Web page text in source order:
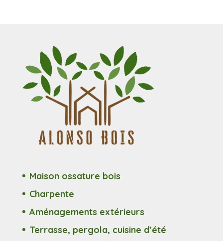
Maison ossature bois
Charpente
Aménagements extérieurs
Terrasse, pergola, cuisine d’été